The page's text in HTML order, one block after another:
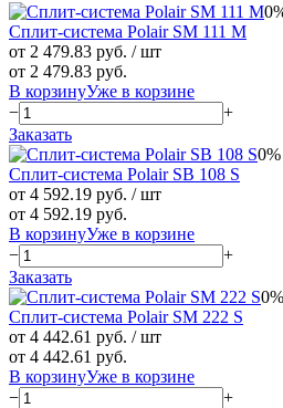
Сплит-система Polair SM 111 M
от 2 479.83 руб. / шт
от 2 479.83 руб.
В корзинуУже в корзине
−
+
Заказать
0%
Сплит-система Polair SB 108 S
от 4 592.19 руб. / шт
от 4 592.19 руб.
В корзинуУже в корзине
−
+
Заказать
0%
Сплит-система Polair SM 222 S
от 4 442.61 руб. / шт
от 4 442.61 руб.
В корзинуУже в корзине
−
+